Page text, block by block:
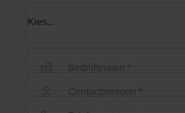
Bedrijfsnaam *
Contactpersoon *